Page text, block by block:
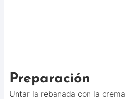
Preparación
Untar la rebanada con la